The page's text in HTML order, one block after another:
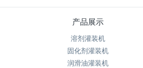
产品展示
溶剂灌装机
固化剂灌装机
润滑油灌装机